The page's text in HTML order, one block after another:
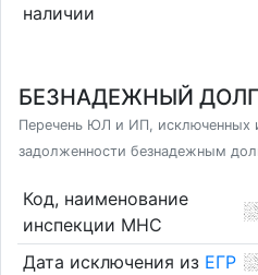
наличии
БЕЗНАДЕЖНЫЙ ДОЛГ
Перечень ЮЛ и ИП, исключенных
задолженности безнадежным
Код, наименование
инспекции МНС
Дата исключения из ЕГР